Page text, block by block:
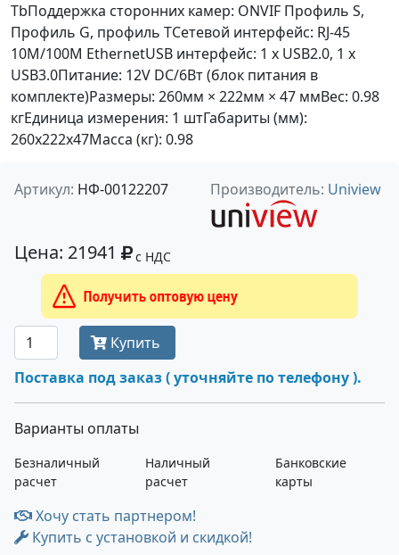
TbПоддержка сторонних камер: ONVIF Профиль S,
Профиль G, профиль TСетевой интерфейс: RJ-45
10M/100M EthernetUSB интерфейс: 1 x USB2.0, 1 x
USB3.0Питание: 12V DC/6Вт (блок питания в
комплекте)Размеры: 260мм × 222мм × 47 ммВес: 0.98
кгЕдиница измерения: 1 штГабариты (мм):
260x222x47Масса (кг): 0.98
Артикул: НФ-00122207 Производитель: Uniview
Цена: 21941 с НДС
Получить оптовую цену
Купить
Поставка под заказ ( уточняйте по телефону ).
Варианты оплаты
Безналичный
расчет
Наличный
расчет
Банковские
карты
Хочу стать партнером!
Купить с установкой и скидкой!